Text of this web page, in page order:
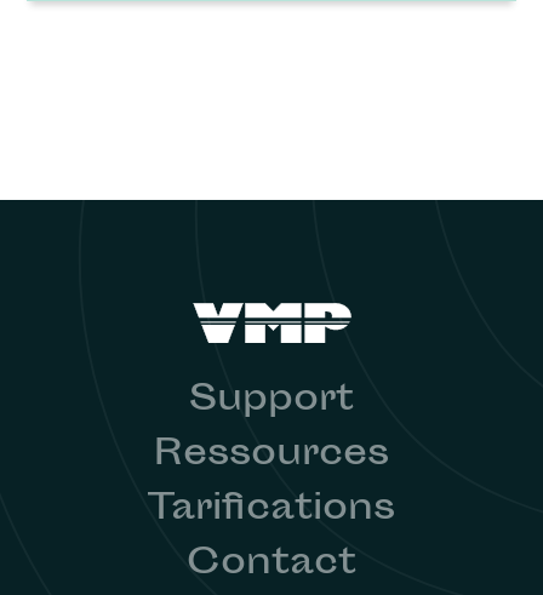
Support
Ressources
Tarifications
Contact